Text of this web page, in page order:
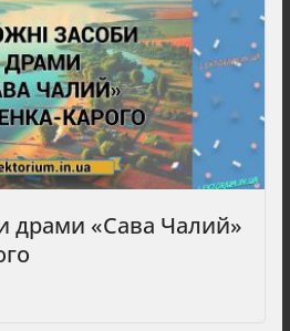
драми «Сава Чалий»